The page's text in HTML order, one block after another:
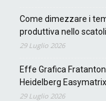
Come dimezzare i
produttiva nello
29 Luglio 2026
Effe Grafica
Heidelberg
29 Luglio 2026